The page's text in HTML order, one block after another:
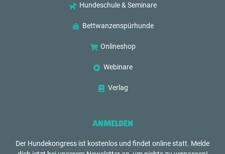
Hundeschule & Seminare
Bettwanzenspürhunde
Onlineshop
Webinare
Verlag
ANMELDEN
Der Hundekongress ist kostenlos und findet online statt. Melde